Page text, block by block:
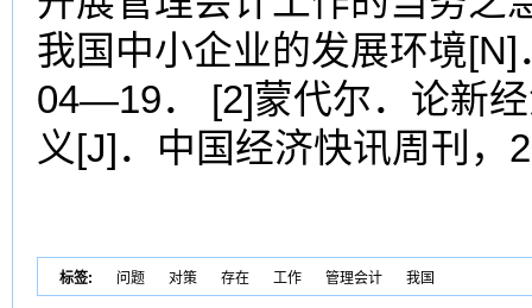
我国中小企业的发展环境
04—19． [2]蒙代尔．论新
义[J]．中国经济快讯周刊
标签: 问题 对策 存在 工作 管理会计 我国